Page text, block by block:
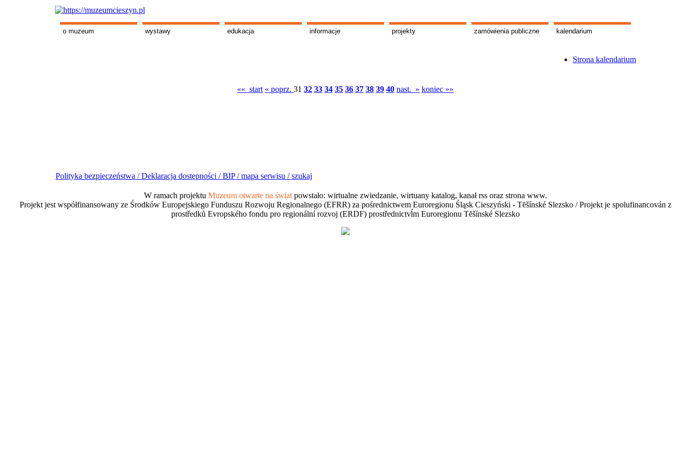
o muzeum wystawy edukacja informacje projekty zamówienia publiczne kalendarium
Strona kalendarium
«« start « poprz. 31 32 33 34 35 36 37 38 39 40 nast. » koniec »»
Polityka bezpieczeństwa /Deklaracja dostępności /BIP /mapa serwisu /szukaj
W ramach projektu Muzeum otwarte na świat powstało: wirtualne zwiedzanie, wirtuany katalog, kanał rss oraz strona www.
Projekt jest współfinansowany ze Środków Europejskiego Funduszu Rozwoju Regionalnego (EFRR) za pośrednictwem Euroregionu Śląsk Cieszyński - Tĕšínské Slezsko / Projekt je spolufinancován z
prostředků Evropského fondu pro regionální rozvoj (ERDF) prostřednictvĺm Euroregionu Tĕšínské Slezsko